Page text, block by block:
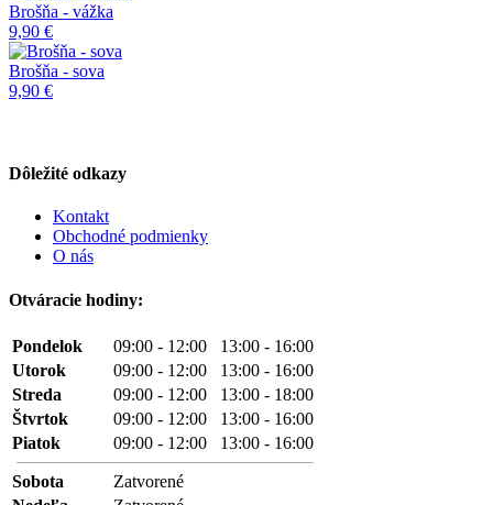
Brošňa - vážka
9,90 €
Brošňa - sova
9,90 €
Dôležité odkazy
Kontakt
Obchodné podmienky
O nás
Otváracie hodiny:
Pondelok
09:00 - 12:00 13:00 - 16:00
Utorok
09:00 - 12:00 13:00 - 16:00
Streda
09:00 - 12:00 13:00 - 18:00
Štvrtok
09:00 - 12:00 13:00 - 16:00
Piatok
09:00 - 12:00 13:00 - 16:00
Sobota
Zatvorené